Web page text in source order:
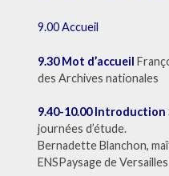
9.00 Accueil
9.30 Mot d’accueil
des Archives nationales
9.40-10.00 Introduction
journées d’étude.
Bernadette Blanchon,
ENSPaysage de Versailles